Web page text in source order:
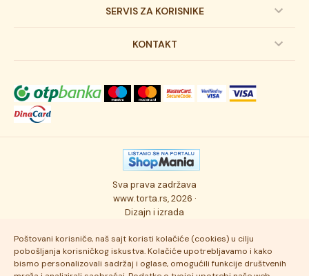
Poštovani korisniče, naš sajt koristi kolačiće (cookies) u cilju
pobošljanja korisničkog iskustva. Kolačiće upotrebljavamo i kako
bismo personalizovali sadržaj i oglase, omogućili funkcije društvenih
Dečije torte
Svadbene torte
Torta klasici
Osmisli tortu
Ukusi torti
SERVIS ZA KORISNIKE
Prijava na newsletter
Dostava robe
Autorska prava
Politika privatnosti
Najčešće postavljana pitanja
KONTAKT
Novosti
Posao
Kontakt
Sva prava zadržava
www.torta.rs, 2026 ·
Dizajn i izrada